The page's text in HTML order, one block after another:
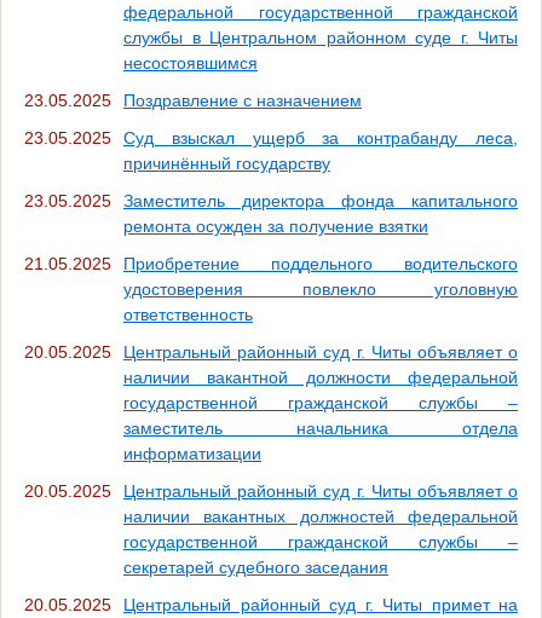
федеральной государственной гражданской
службы в Центральном районном суде г. Читы
несостоявшимся
23.05.2025
Поздравление с назначением
23.05.2025
Суд взыскал ущерб за контрабанду леса,
причинённый государству
23.05.2025
Заместитель директора фонда капитального
ремонта осужден за получение взятки
21.05.2025
Приобретение поддельного водительского
удостоверения повлекло уголовную
ответственность
20.05.2025
Центральный районный суд г. Читы объявляет о
наличии вакантной должности федеральной
государственной гражданской службы –
заместитель начальника отдела
информатизации
20.05.2025
Центральный районный суд г. Читы объявляет о
наличии вакантных должностей федеральной
государственной гражданской службы –
секретарей судебного заседания
20.05.2025
Центральный районный суд г. Читы примет на